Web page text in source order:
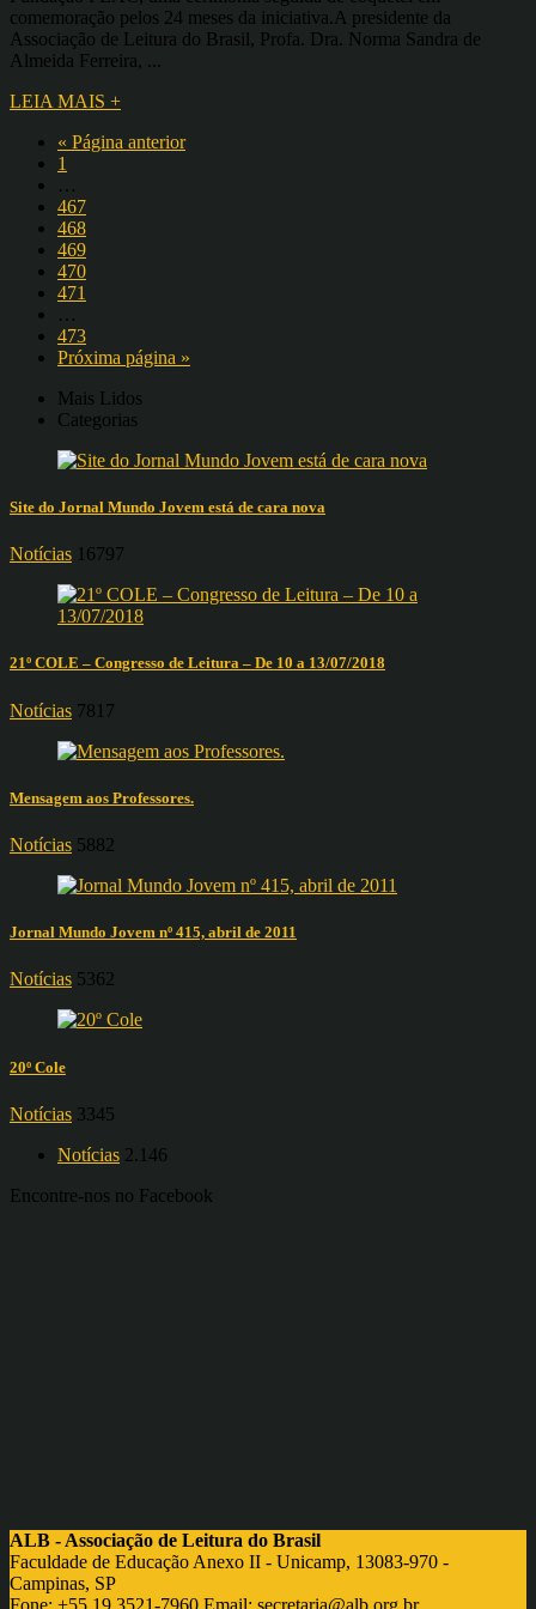
comemoração pelos 24 meses da iniciativa.A presidente da
Associação de Leitura do Brasil, Profa. Dra. Norma Sandra de
Almeida Ferreira, ...
LEIA MAIS +
« Página anterior
1
…
467
468
469
470
471
…
473
Próxima página »
Mais Lidos
Categorias
Site do Jornal Mundo Jovem está de cara nova
Notícias 16797
21º COLE – Congresso de Leitura – De 10 a 13/07/2018
Notícias 7817
Mensagem aos Professores.
Notícias 5882
Jornal Mundo Jovem nº 415, abril de 2011
Notícias 5362
20º Cole
Notícias 3345
Notícias 2.146
Encontre-nos no Facebook
ALB - Associação de Leitura do Brasil
Faculdade de Educação Anexo II - Unicamp, 13083-970 -
Campinas, SP
Fone: +55 19 3521-7960 Email: secretaria@alb.org.br